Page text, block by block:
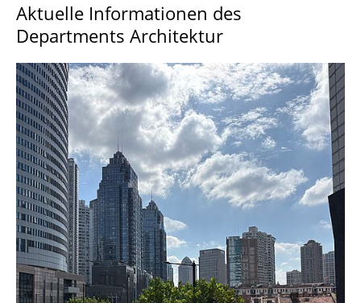
Aktuelle Informationen des
Departments Architektur